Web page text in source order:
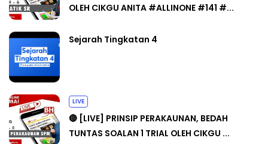
OLEH CIKGU ANITA #ALLINONE #141 #...
Sejarah Tingkatan 4
LIVE
🔴 [LIVE] PRINSIP PERAKAUNAN, BEDAH
TUNTAS SOALAN 1 TRIAL OLEH CIKGU ...